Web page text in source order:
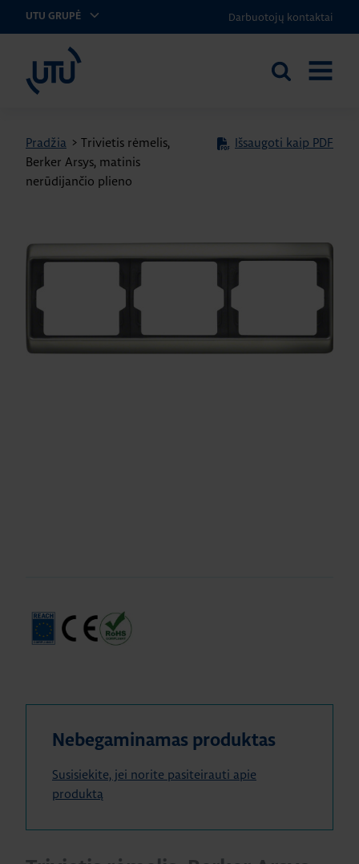
UTU GRUPĖ Darbuotojų kontaktai
UTU Lithuania
Ieškoti
Pradžia > Trivietis rėmelis,
Berker Arsys, matinis
nerūdijančio plieno
Išsaugoti kaip PDF
Nebegaminamas produktas
Susisiekite, jei norite pasiteirauti apie
produktą